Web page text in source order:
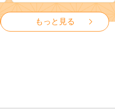
も 先行予約 送料無料 果物 岡
山県 笠岡市 清水白桃 白鳳 白
麗 クール便---
kasaoka_zsy_419_100---
もっと見る